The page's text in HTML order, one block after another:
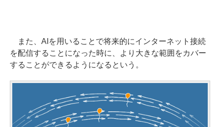
また、AIを用いることで将来的にインターネット接続
を配信することになった時に、より大きな範囲をカバー
することができるようになるという。